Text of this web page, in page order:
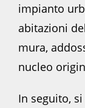
impianto
abitazioni
mura,
nucleo
In seguito,